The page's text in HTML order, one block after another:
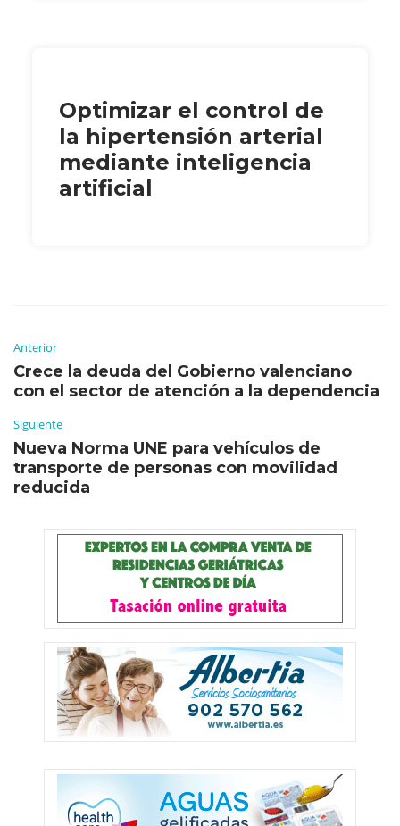
Optimizar el control de
la hipertensión arterial
mediante inteligencia
artificial
Anterior
Crece la deuda del Gobierno valenciano
con el sector de atención a la dependencia
Siguiente
Nueva Norma UNE para vehículos de
transporte de personas con movilidad
reducida